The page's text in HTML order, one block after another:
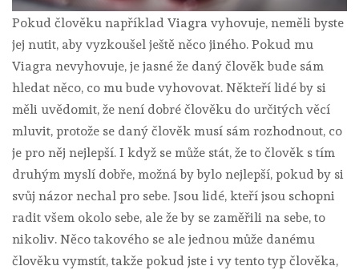
Pokud člověku například Viagra vyhovuje, neměli byste
jej nutit, aby vyzkoušel ještě něco jiného. Pokud mu
Viagra nevyhovuje, je jasné že daný člověk bude sám
hledat něco, co mu bude vyhovovat. Někteří lidé by si
měli uvědomit, že není dobré člověku do určitých věcí
mluvit, protože se daný člověk musí sám rozhodnout, co
je pro něj nejlepší. I když se může stát, že to člověk s tím
druhým myslí dobře, možná by bylo nejlepší, pokud by si
svůj názor nechal pro sebe. Jsou lidé, kteří jsou schopni
radit všem okolo sebe, ale že by se zaměřili na sebe, to
nikoliv. Něco takového se ale jednou může danému
člověku vymstít, takže pokud jste i vy tento typ člověka,